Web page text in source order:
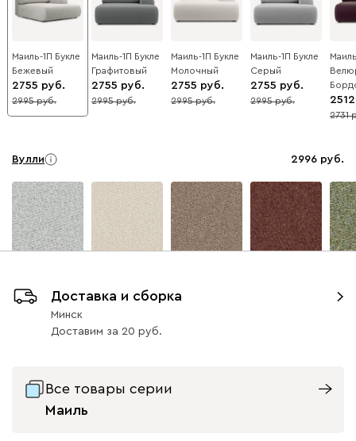
Маиль-1П Букле
Бежевый
2755
8
2995
Маиль-1П Букле
Графитовый
2755
8
2995
Маиль-1П Букле
Молочный
2755
8
2995
Маиль-1П Букле
Серый
2755
8
2995 2512
8
2731
Вулли 2996
Доставка и сборка
Минск
Доставим за 20
Все товары серии
Маиль